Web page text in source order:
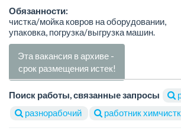
Обязанности:
чистка/мойка ковров на оборудовании,
упаковка, погрузка/выгрузка машин.
Эта вакансия в архиве -
срок размещения истек!
Поиск работы, связанные запросы
разнорабочий
работник